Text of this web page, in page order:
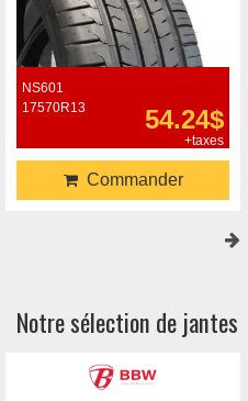
NS601
17570R13
54.24$
+taxes
Commander
Notre sélection de jantes